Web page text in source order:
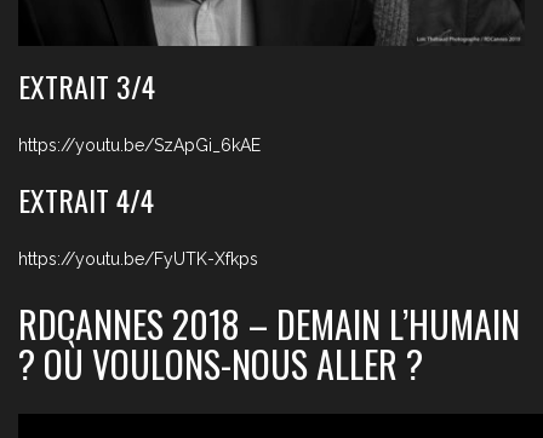
EXTRAIT 3/4
https://youtu.be/SzApGi_6kAE
EXTRAIT 4/4
https://youtu.be/FyUTK-Xfkps
RDCANNES 2018 – DEMAIN L’HUMAIN
? OÙ VOULONS-NOUS ALLER ?